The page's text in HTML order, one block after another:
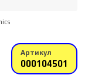
Артикул
000104501